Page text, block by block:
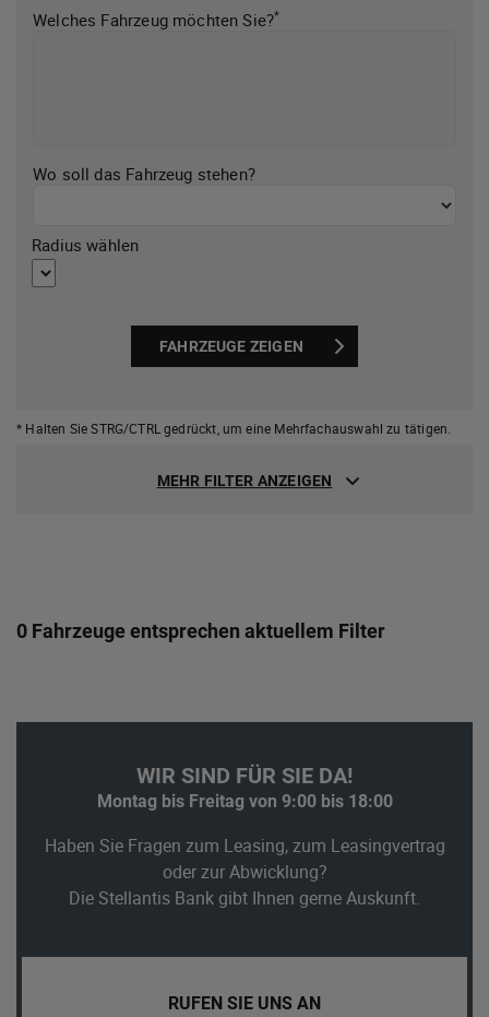
Welches Fahrzeug möchten Sie?*
Wo soll das Fahrzeug stehen?
Radius wählen
FAHRZEUGE ZEIGEN
* Halten Sie STRG/CTRL gedrückt, um eine Mehrfachauswahl zu tätigen.
MEHR FILTER ANZEIGEN
0 Fahrzeuge entsprechen aktuellem Filter
WIR SIND FÜR SIE DA!
Montag bis Freitag von 9:00 bis 18:00
Haben Sie Fragen zum Leasing, zum Leasingvertrag
oder zur Abwicklung?
Die Stellantis Bank gibt Ihnen gerne Auskunft.
RUFEN SIE UNS AN